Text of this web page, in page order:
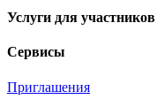
Услуги для участников
Сервисы
Приглашения